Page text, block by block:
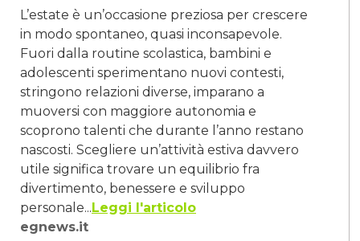
L’estate è un’occasione preziosa per crescere
in modo spontaneo, quasi inconsapevole.
Fuori dalla routine scolastica, bambini e
adolescenti sperimentano nuovi contesti,
stringono relazioni diverse, imparano a
muoversi con maggiore autonomia e
scoprono talenti che durante l’anno restano
nascosti. Scegliere un’attività estiva davvero
utile significa trovare un equilibrio fra
divertimento, benessere e sviluppo
personale... Leggi l'articolo
egnews.it